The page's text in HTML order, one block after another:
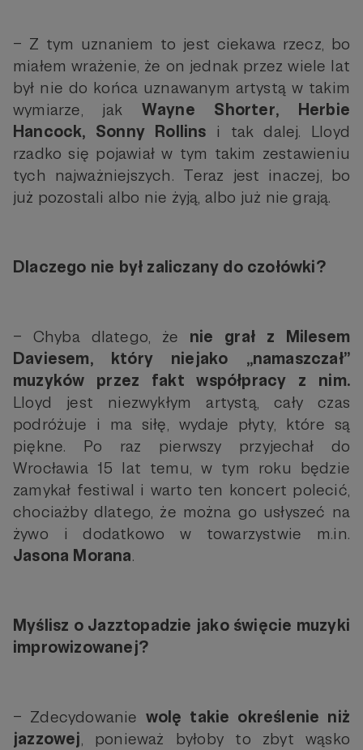
– Z tym uznaniem to jest ciekawa rzecz, bo
miałem wrażenie, że on jednak przez wiele lat
był nie do końca uznawanym artystą w takim
wymiarze, jak Wayne Shorter, Herbie
Hancock, Sonny Rollins i tak dalej. Lloyd
rzadko się pojawiał w tym takim zestawieniu
tych najważniejszych. Teraz jest inaczej, bo
już pozostali albo nie żyją, albo już nie grają.
Dlaczego nie był zaliczany do czołówki?
– Chyba dlatego, że nie grał z Milesem
Daviesem, który niejako „namaszczał”
muzyków przez fakt współpracy z nim.
Lloyd jest niezwykłym artystą, cały czas
podróżuje i ma siłę, wydaje płyty, które są
piękne. Po raz pierwszy przyjechał do
Wrocławia 15 lat temu, w tym roku będzie
zamykał festiwal i warto ten koncert polecić,
chociażby dlatego, że można go usłyszeć na
żywo i dodatkowo w towarzystwie m.in.
Jasona Morana.
Myślisz o Jazztopadzie jako święcie muzyki
improwizowanej?
– Zdecydowanie wolę takie określenie niż
jazzowej, ponieważ byłoby to zbyt wąsko